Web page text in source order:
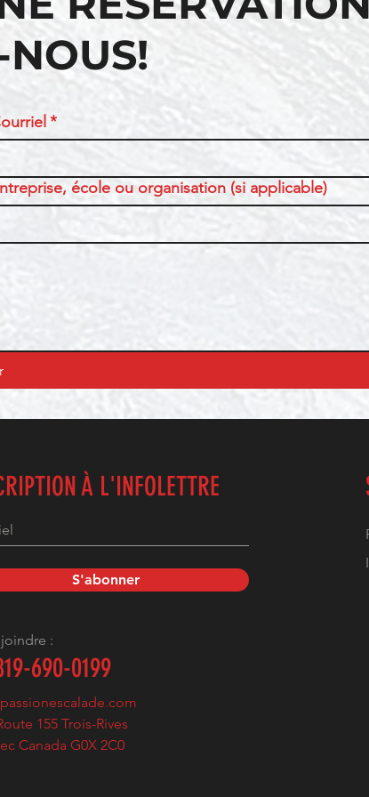
*
école ou organisation (si applicable)
S'abonner
À L'INFOLETTRE
:
690-0199
155 Trois-Rives
Canada G0X 2C0